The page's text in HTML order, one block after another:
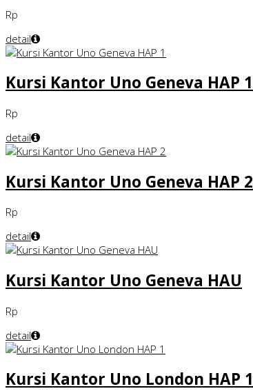
Rp
detail
Kursi Kantor Uno Geneva HAP 1
Rp
detail
Kursi Kantor Uno Geneva HAP 2
Rp
detail
Kursi Kantor Uno Geneva HAU
Rp
detail
Kursi Kantor Uno London HAP 1